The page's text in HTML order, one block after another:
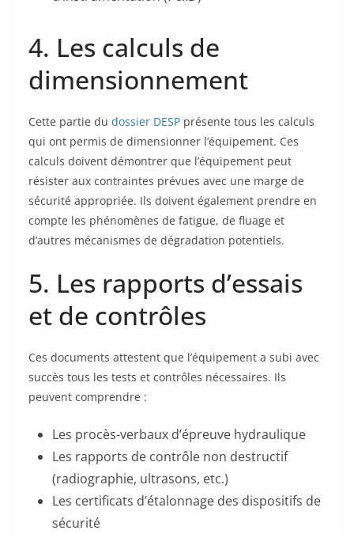
4. Les calculs de
dimensionnement
Cette partie du dossier DESP présente tous les calculs
qui ont permis de dimensionner l’équipement. Ces
calculs doivent démontrer que l’équipement peut
résister aux contraintes prévues avec une marge de
sécurité appropriée. Ils doivent également prendre en
compte les phénomènes de fatigue, de fluage et
d’autres mécanismes de dégradation potentiels.
5. Les rapports d’essais
et de contrôles
Ces documents attestent que l’équipement a subi avec
succès tous les tests et contrôles nécessaires. Ils
peuvent comprendre :
Les procès-verbaux d’épreuve hydraulique
Les rapports de contrôle non destructif
(radiographie, ultrasons, etc.)
Les certificats d’étalonnage des dispositifs de
sécurité